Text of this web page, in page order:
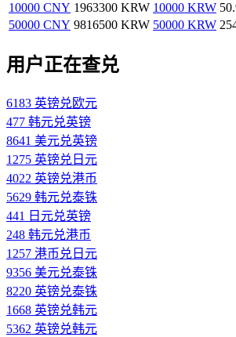
10000 CNY 1963300 KRW 10000 KRW
50000 CNY 9816500 KRW 50000 KRW
用户正在查兑
6183 英镑兑欧元
477 韩元兑英镑
8641 美元兑英镑
1275 英镑兑日元
4022 英镑兑港币
5629 韩元兑泰铢
441 日元兑英镑
248 韩元兑港币
1257 港币兑日元
9356 美元兑泰铢
8220 英镑兑泰铢
1668 英镑兑韩元
5362 英镑兑韩元